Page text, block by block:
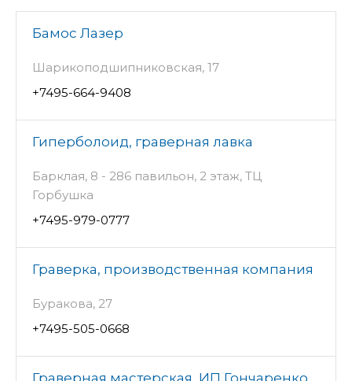
Бамос Лазер
Шарикоподшипниковская, 17
+7495-664-9408
Гиперболоид, граверная лавка
Барклая, 8 - 286 павильон, 2 этаж, ТЦ
Горбушка
+7495-979-0777
Граверка, производственная компания
Буракова, 27
+7495-505-0668
Граверная мастерская, ИП Гончаренко